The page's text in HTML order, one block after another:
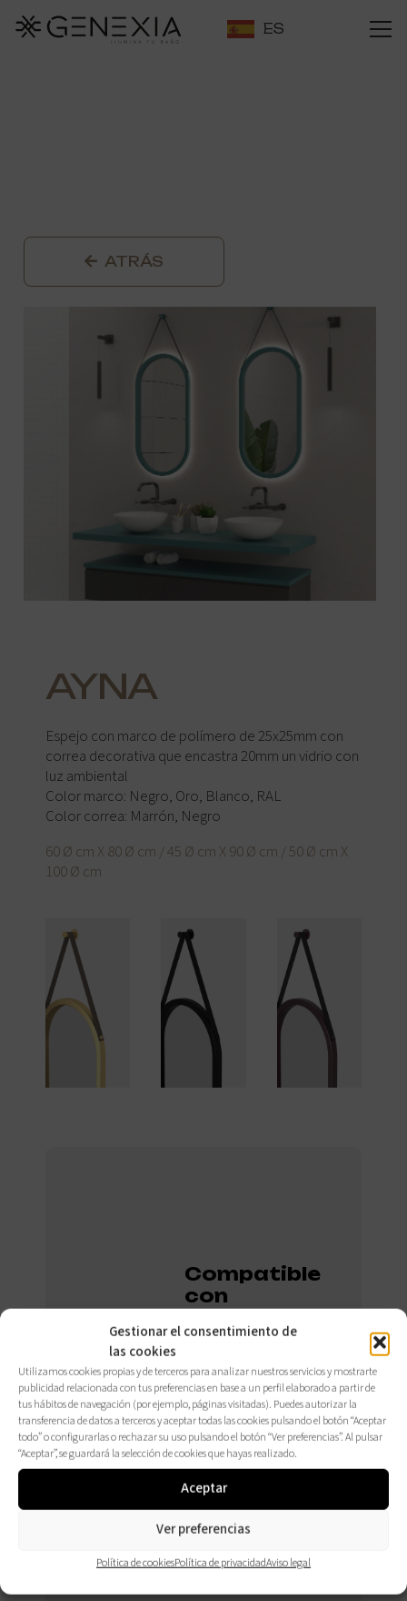
Gestionar el consentimiento de
las cookies
Utilizamos cookies propias y de terceros para analizar nuestros servicios y mostrarte
publicidad relacionada con tus preferencias en base a un perfil elaborado a partir de
tus hábitos de navegación (por ejemplo, páginas visitadas). Puedes autorizar la
transferencia de datos a terceros y aceptar todas las cookies pulsando el botón “Aceptar
todo” o configurarlas o rechazar su uso pulsando el botón “Ver preferencias”. Al pulsar
“Aceptar”, se guardará la selección de cookies que hayas realizado.
Aceptar
Ver preferencias
Política de cookiesPolítica de privacidadAviso legal
ES
ATRÁS
AYNA
Espejo con marco de polímero de 25x25mm con
correa decorativa que encastra 20mm un vidrio con
luz ambiental
Color marco: Negro, Oro, Blanco, RAL
Color correa: Marrón, Negro
60 Ø cm X 80 Ø cm / 45 Ø cm X 90 Ø cm / 50 Ø cm X
100 Ø cm
Compatible
con
opcionales.
CONSÚLTALOS
AQUÍ